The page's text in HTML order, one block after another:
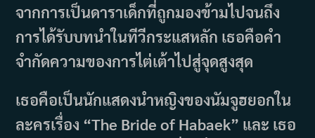
จากการเป็นดาราเด็กที่ถูกมองข้ามไปจนถึง
การได้รับบทนำในทีวีกระแสหลัก เธอคือคำ
จำกัดความของการไต่เต้าไปสู่จุดสูงสุด
เธอคือเป็นนักแสดงนำหญิงของนัมจูฮยอกใน
ละครเรื่อง “The Bride of Habaek” และ เธอ